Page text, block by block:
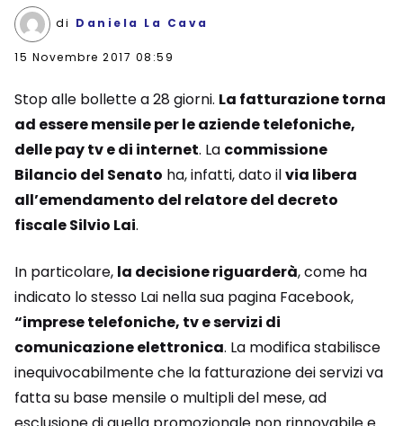
di Daniela La Cava
15 Novembre 2017 08:59
Stop alle bollette a 28 giorni. La fatturazione torna
ad essere mensile per le aziende telefoniche,
delle pay tv e di internet. La commissione
Bilancio del Senato ha, infatti, dato ilvia libera
all’emendamento del relatore del decreto
fiscale Silvio Lai.
In particolare, la decisione riguarderà, come ha
indicato lo stesso Lai nella sua pagina Facebook,
“imprese telefoniche, tv e servizi di
comunicazione elettronica. La modifica stabilisce
inequivocabilmente che la fatturazione dei servizi va
fatta su base mensile o multipli del mese, ad